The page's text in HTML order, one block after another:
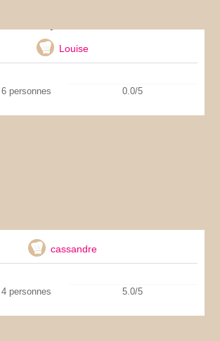
Louise
6 personnes 0.0/5
cassandre
4 personnes 5.0/5